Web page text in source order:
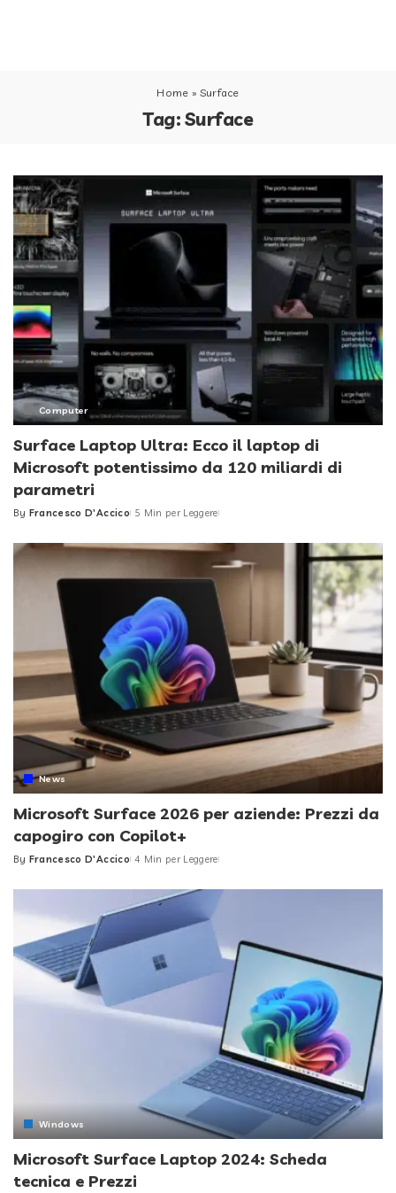
Home » Surface
Tag:Surface
Computer
Surface Laptop Ultra: Ecco il laptop di
Microsoft potentissimo da 120 miliardi di
parametri
Posted
By Francesco D'Accico 5 Min per Leggere
News
Microsoft Surface 2026 per aziende: Prezzi da
capogiro con Copilot+
Posted
By Francesco D'Accico 4 Min per Leggere
Windows
Microsoft Surface Laptop 2024: Scheda
tecnica e Prezzi